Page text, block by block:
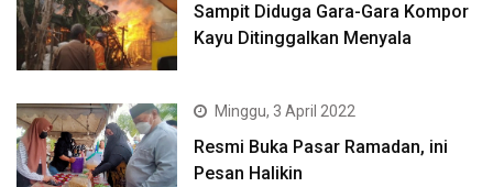
Sampit Diduga Gara-Gara Kompor
Kayu Ditinggalkan Menyala
Minggu, 3 April 2022
Resmi Buka Pasar Ramadan, ini
Pesan Halikin